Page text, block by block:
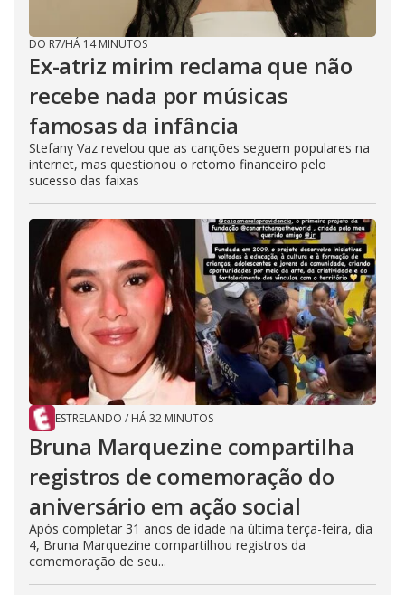
DO R7/HÁ 14 MINUTOS
Ex-atriz mirim reclama que não
recebe nada por músicas
famosas da infância
Stefany Vaz revelou que as canções seguem populares na
internet, mas questionou o retorno financeiro pelo
sucesso das faixas
ESTRELANDO / HÁ 32 MINUTOS
Bruna Marquezine compartilha
registros de comemoração do
aniversário em ação social
Após completar 31 anos de idade na última terça-feira, dia
4, Bruna Marquezine compartilhou registros da
comemoração de seu...